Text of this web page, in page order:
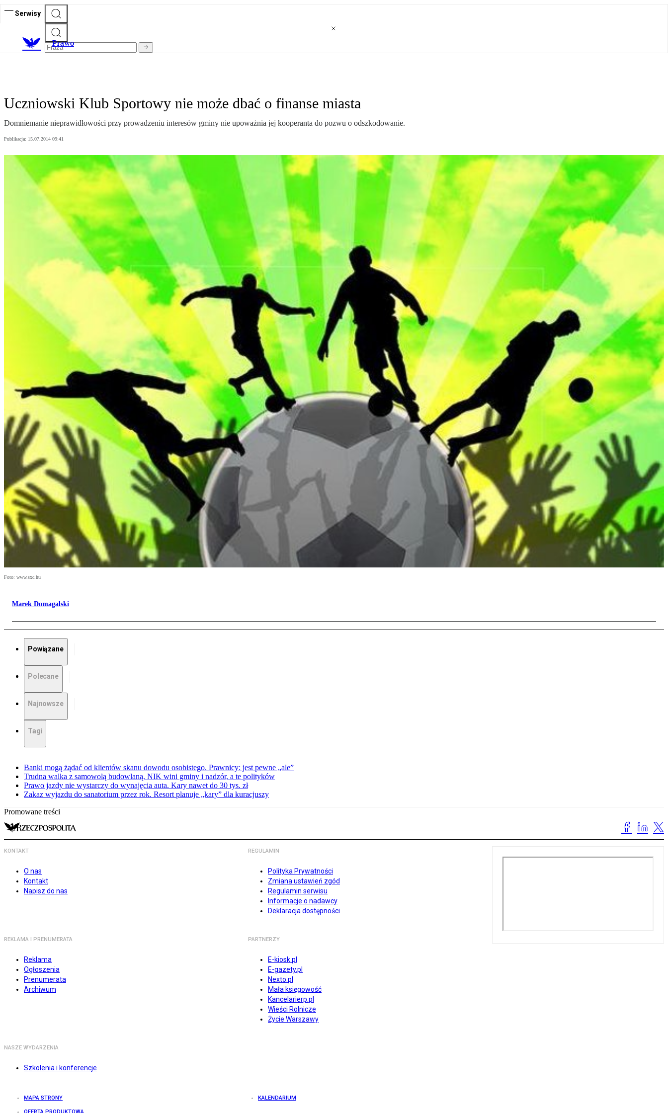
Serwisy
Prawo
Uczniowski Klub Sportowy nie może dbać o finanse miasta
Domniemanie nieprawidłowości przy prowadzeniu interesów gminy nie upoważnia jej kooperanta do pozwu o odszkodowanie.
Publikacja: 15.07.2014 09:41
Foto: www.sxc.hu
Marek Domagalski
Powiązane
Polecane
Najnowsze
Tagi
Banki mogą żądać od klientów skanu dowodu osobistego. Prawnicy: jest pewne „ale”
Trudna walka z samowolą budowlaną. NIK wini gminy i nadzór, a te polityków
Prawo jazdy nie wystarczy do wynajęcia auta. Kary nawet do 30 tys. zł
Zakaz wyjazdu do sanatorium przez rok. Resort planuje „kary” dla kuracjuszy
Promowane treści
KONTAKT
O nas
Kontakt
Napisz do nas
REGULAMIN
Polityka Prywatności
Zmiana ustawień zgód
Regulamin serwisu
Informacje o nadawcy
Deklaracja dostępności
REKLAMA I PRENUMERATA
Reklama
Ogłoszenia
Prenumerata
Archiwum
PARTNERZY
E-kiosk.pl
E-gazety.pl
Nexto.pl
Mała księgowość
Kancelarierp.pl
Wieści Rolnicze
Życie Warszawy
NASZE WYDARZENIA
Szkolenia i konferencje
MAPA STRONY KALENDARIUM